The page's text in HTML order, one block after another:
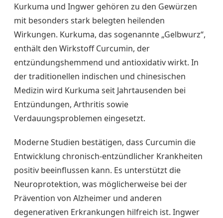
Kurkuma und Ingwer gehören zu den Gewürzen
mit besonders stark belegten heilenden
Wirkungen. Kurkuma, das sogenannte „Gelbwurz“,
enthält den Wirkstoff Curcumin, der
entzündungshemmend und antioxidativ wirkt. In
der traditionellen indischen und chinesischen
Medizin wird Kurkuma seit Jahrtausenden bei
Entzündungen, Arthritis sowie
Verdauungsproblemen eingesetzt.
Moderne Studien bestätigen, dass Curcumin die
Entwicklung chronisch-entzündlicher Krankheiten
positiv beeinflussen kann. Es unterstützt die
Neuroprotektion, was möglicherweise bei der
Prävention von Alzheimer und anderen
degenerativen Erkrankungen hilfreich ist. Ingwer